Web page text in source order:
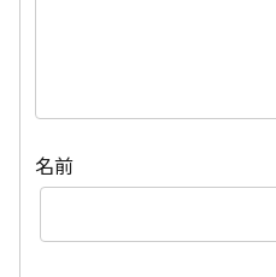
名前